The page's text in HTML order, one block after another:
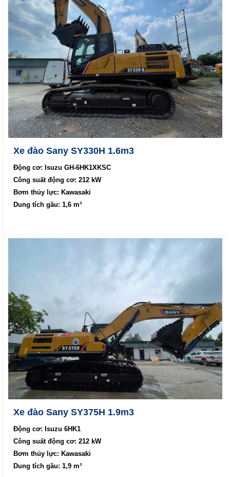
Xe đào Sany SY330H 1.6m3
Động cơ: Isuzu GH-6HK1XKSC
Công suất động cơ: 212 kW
Bơm thủy lực: Kawasaki
Dung tích gầu: 1,6 m³
Xe đào Sany SY375H 1.9m3
Động cơ: Isuzu 6HK1
Công suất động cơ: 212 kW
Bơm thủy lực: Kawasaki
Dung tích gầu: 1,9 m³